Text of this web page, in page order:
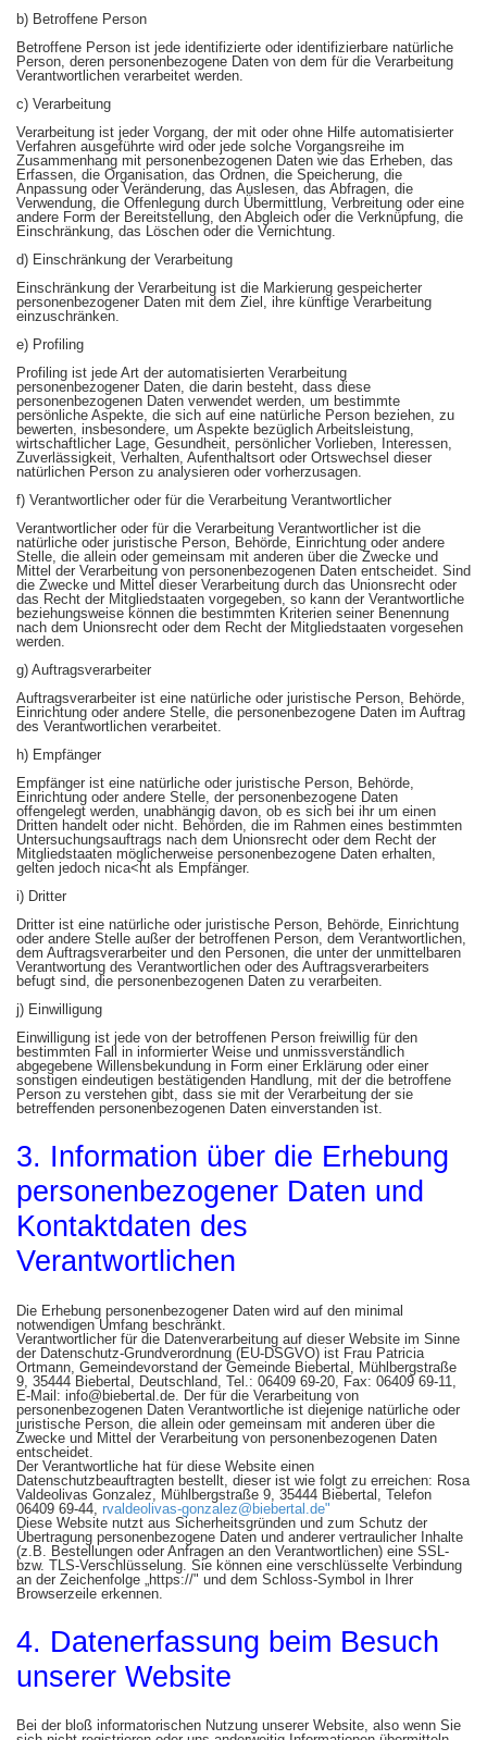
b) Betroffene Person
Betroffene Person ist jede identifizierte oder identifizierbare natürliche
Person, deren personenbezogene Daten von dem für die Verarbeitung
Verantwortlichen verarbeitet werden.
c) Verarbeitung
Verarbeitung ist jeder Vorgang, der mit oder ohne Hilfe automatisierter
Verfahren ausgeführte wird oder jede solche Vorgangsreihe im
Zusammenhang mit personenbezogenen Daten wie das Erheben, das
Erfassen, die Organisation, das Ordnen, die Speicherung, die
Anpassung oder Veränderung, das Auslesen, das Abfragen, die
Verwendung, die Offenlegung durch Übermittlung, Verbreitung oder eine
andere Form der Bereitstellung, den Abgleich oder die Verknüpfung, die
Einschränkung, das Löschen oder die Vernichtung.
d) Einschränkung der Verarbeitung
Einschränkung der Verarbeitung ist die Markierung gespeicherter
personenbezogener Daten mit dem Ziel, ihre künftige Verarbeitung
einzuschränken.
e) Profiling
Profiling ist jede Art der automatisierten Verarbeitung
personenbezogener Daten, die darin besteht, dass diese
personenbezogenen Daten verwendet werden, um bestimmte
persönliche Aspekte, die sich auf eine natürliche Person beziehen, zu
bewerten, insbesondere, um Aspekte bezüglich Arbeitsleistung,
wirtschaftlicher Lage, Gesundheit, persönlicher Vorlieben, Interessen,
Zuverlässigkeit, Verhalten, Aufenthaltsort oder Ortswechsel dieser
natürlichen Person zu analysieren oder vorherzusagen.
f) Verantwortlicher oder für die Verarbeitung Verantwortlicher
Verantwortlicher oder für die Verarbeitung Verantwortlicher ist die
natürliche oder juristische Person, Behörde, Einrichtung oder andere
Stelle, die allein oder gemeinsam mit anderen über die Zwecke und
Mittel der Verarbeitung von personenbezogenen Daten entscheidet. Sind
die Zwecke und Mittel dieser Verarbeitung durch das Unionsrecht oder
das Recht der Mitgliedstaaten vorgegeben, so kann der Verantwortliche
beziehungsweise können die bestimmten Kriterien seiner Benennung
nach dem Unionsrecht oder dem Recht der Mitgliedstaaten vorgesehen
werden.
g) Auftragsverarbeiter
Auftragsverarbeiter ist eine natürliche oder juristische Person, Behörde,
Einrichtung oder andere Stelle, die personenbezogene Daten im Auftrag
des Verantwortlichen verarbeitet.
h) Empfänger
Empfänger ist eine natürliche oder juristische Person, Behörde,
Einrichtung oder andere Stelle, der personenbezogene Daten
offengelegt werden, unabhängig davon, ob es sich bei ihr um einen
Dritten handelt oder nicht. Behörden, die im Rahmen eines bestimmten
Untersuchungsauftrags nach dem Unionsrecht oder dem Recht der
Mitgliedstaaten möglicherweise personenbezogene Daten erhalten,
gelten jedoch nica<ht als Empfänger.
i) Dritter
Dritter ist eine natürliche oder juristische Person, Behörde, Einrichtung
oder andere Stelle außer der betroffenen Person, dem Verantwortlichen,
dem Auftragsverarbeiter und den Personen, die unter der unmittelbaren
Verantwortung des Verantwortlichen oder des Auftragsverarbeiters
befugt sind, die personenbezogenen Daten zu verarbeiten.
j) Einwilligung
Einwilligung ist jede von der betroffenen Person freiwillig für den
bestimmten Fall in informierter Weise und unmissverständlich
abgegebene Willensbekundung in Form einer Erklärung oder einer
sonstigen eindeutigen bestätigenden Handlung, mit der die betroffene
Person zu verstehen gibt, dass sie mit der Verarbeitung der sie
betreffenden personenbezogenen Daten einverstanden ist.
3. Information über die Erhebung
personenbezogener Daten und
Kontaktdaten des
Verantwortlichen
Die Erhebung personenbezogener Daten wird auf den minimal
notwendigen Umfang beschränkt.
Verantwortlicher für die Datenverarbeitung auf dieser Website im Sinne
der Datenschutz-Grundverordnung (EU-DSGVO) ist Frau Patricia
Ortmann, Gemeindevorstand der Gemeinde Biebertal, Mühlbergstraße
9, 35444 Biebertal, Deutschland, Tel.: 06409 69-20, Fax: 06409 69-11,
E-Mail: info@biebertal.de. Der für die Verarbeitung von
personenbezogenen Daten Verantwortliche ist diejenige natürliche oder
juristische Person, die allein oder gemeinsam mit anderen über die
Zwecke und Mittel der Verarbeitung von personenbezogenen Daten
entscheidet.
Der Verantwortliche hat für diese Website einen
Datenschutzbeauftragten bestellt, dieser ist wie folgt zu erreichen: Rosa
Valdeolivas Gonzalez, Mühlbergstraße 9, 35444 Biebertal, Telefon
06409 69-44, rvaldeolivas-gonzalez@biebertal.de"
Diese Website nutzt aus Sicherheitsgründen und zum Schutz der
Übertragung personenbezogene Daten und anderer vertraulicher Inhalte
(z.B. Bestellungen oder Anfragen an den Verantwortlichen) eine SSL-
bzw. TLS-Verschlüsselung. Sie können eine verschlüsselte Verbindung
an der Zeichenfolge „https://" und dem Schloss-Symbol in Ihrer
Browserzeile erkennen.
4. Datenerfassung beim Besuch
unserer Website
Bei der bloß informatorischen Nutzung unserer Website, also wenn Sie